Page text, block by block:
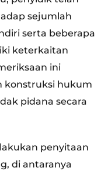
sejumlah
serta beberapa
keterkaitan
ini
konstruksi hukum
pidana secara
penyitaan
di antaranya